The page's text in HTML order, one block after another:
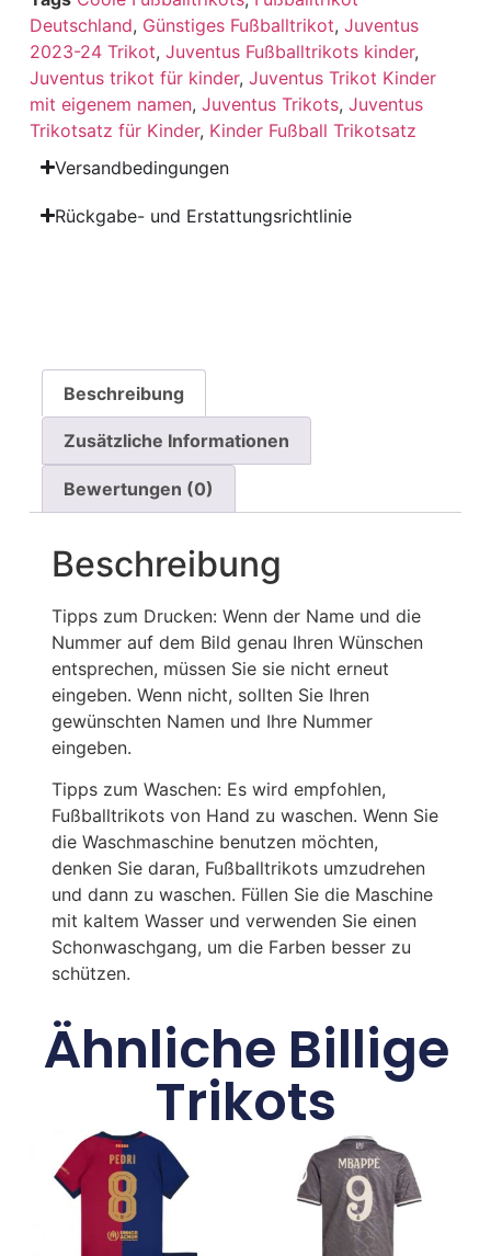
Deutschland, Günstiges Fußballtrikot, Juventus
2023-24 Trikot, Juventus Fußballtrikots kinder,
Juventus trikot für kinder, Juventus Trikot Kinder
mit eigenem namen, Juventus Trikots, Juventus
Trikotsatz für Kinder, Kinder Fußball Trikotsatz
Versandbedingungen
Rückgabe- und Erstattungsrichtlinie
Beschreibung
Zusätzliche Informationen
Bewertungen (0)
Beschreibung
Tipps zum Drucken: Wenn der Name und die
Nummer auf dem Bild genau Ihren Wünschen
entsprechen, müssen Sie sie nicht erneut
eingeben. Wenn nicht, sollten Sie Ihren
gewünschten Namen und Ihre Nummer
eingeben.
Tipps zum Waschen: Es wird empfohlen,
Fußballtrikots von Hand zu waschen. Wenn Sie
die Waschmaschine benutzen möchten,
denken Sie daran, Fußballtrikots umzudrehen
und dann zu waschen. Füllen Sie die Maschine
mit kaltem Wasser und verwenden Sie einen
Schonwaschgang, um die Farben besser zu
schützen.
Ähnliche Billige
Trikots